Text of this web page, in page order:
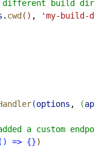
build
. cwd ( ) ,
'my-build-
(options , (app
a custom
( ) => {})